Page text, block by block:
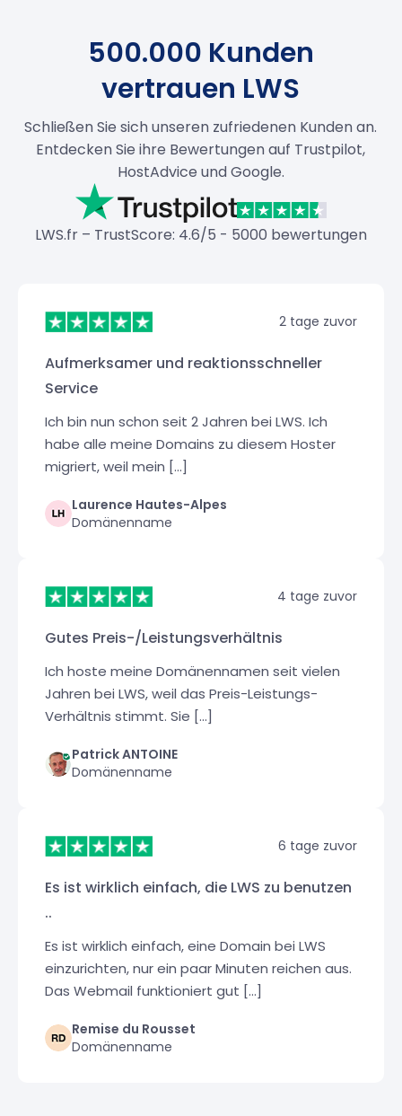
500.000 Kunden
vertrauen LWS
Schließen Sie sich unseren zufriedenen Kunden an.
Entdecken Sie ihre Bewertungen auf Trustpilot,
HostAdvice und Google.
LWS.fr – TrustScore: 4.6/5 - 5000 bewertungen
2 tage zuvor
Aufmerksamer und reaktionsschneller
Service
Ich bin nun schon seit 2 Jahren bei LWS. Ich
habe alle meine Domains zu diesem Hoster
migriert, weil mein [...]
Laurence Hautes-Alpes
Domänenname
4 tage zuvor
Gutes Preis-/Leistungsverhältnis
Ich hoste meine Domänennamen seit vielen
Jahren bei LWS, weil das Preis-Leistungs-
Verhältnis stimmt. Sie [...]
Patrick ANTOINE
Domänenname
6 tage zuvor
Es ist wirklich einfach, die LWS zu benutzen
..
Es ist wirklich einfach, eine Domain bei LWS
einzurichten, nur ein paar Minuten reichen aus.
Das Webmail funktioniert gut [...]
Remise du Rousset
Domänenname